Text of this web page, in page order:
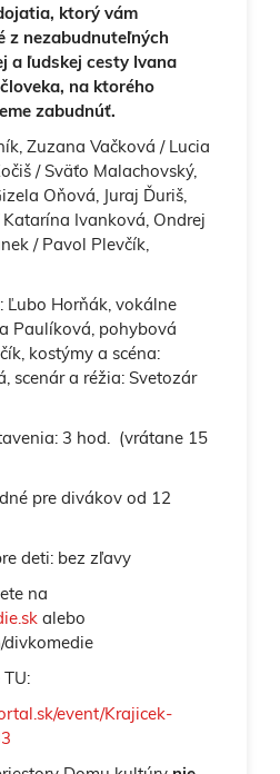
ktorý vám
z nezabudnuteľných
a ľudskej cesty Ivana
na ktorého
zabudnúť.
Zuzana Vačková / Lucia
/ Sväťo Malachovský,
Oňová, Juraj Ďuriš,
Ivanková, Ondrej
/ Pavol Plevčík,
Ľubo Horňák, vokálne
Paulíková, pohybová
kostýmy a scéna:
scenár a réžia: Svetozár
3 hod. (vrátane 15
pre divákov od 12
deti: bez zľavy
na
alebo
event/Krajicek-